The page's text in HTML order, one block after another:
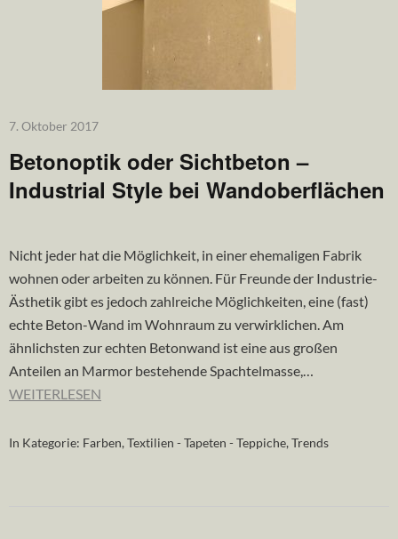
7. Oktober 2017
Betonoptik oder Sichtbeton –
Industrial Style bei Wandoberflächen
Nicht jeder hat die Möglichkeit, in einer ehemaligen Fabrik
wohnen oder arbeiten zu können. Für Freunde der Industrie-
Ästhetik gibt es jedoch zahlreiche Möglichkeiten, eine (fast)
echte Beton-Wand im Wohnraum zu verwirklichen. Am
ähnlichsten zur echten Betonwand ist eine aus großen
Anteilen an Marmor bestehende Spachtelmasse,…
WEITERLESEN
In Kategorie: Farben,Textilien - Tapeten - Teppiche,Trends